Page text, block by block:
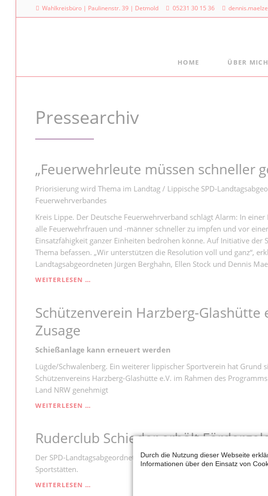
Wahlkreisbüro | Paulinenstr. 39 | Detmold 05231 30 15 36
HOME ÜBER MICH
Meine Anfragen
Pressearchiv
„Feuerwehrleute müssen schneller
Priorisierung wird Thema im Landtag / Lippische SPD-
Feuerwehrverbandes
Kreis Lippe. Der Deutsche Feuerwehrverband schlägt Alarm: In
alle Feuerwehrfrauen und -männer schneller zu impfen und vor
Einsatzfähigkeit ganzer Einheiten bedrohen könne. Auf Initiative der
Thema befassen. „Wir unterstützen die Resolution voll und ganz“,
Landtagsabgeordneten Jürgen Berghahn, Ellen Stock und Dennis
WEITERLESEN …
GEIMPFT
WERDEN“
Schützenverein Harzberg-Glashütte
Zusage
Schießanlage kann erneuert werden
Lügde/Schwalenberg. Ein weiterer lippischer Sportverein hat Grund
Schützenvereins Harzberg-Glashütte e.V. im Rahmen des
Land NRW genehmigt
WEITERLESEN …
ERHÄLT
FÖRDER-
ZUSAGE
Ruderclub Schieder erhält
Der SPD-Landtagsabgeordnete Dennis Maelzer begrüßet die
Sportstätten.
WEITERLESEN …
Durch die Nutzung dieser Webseite
Informationen über den Einsatz von